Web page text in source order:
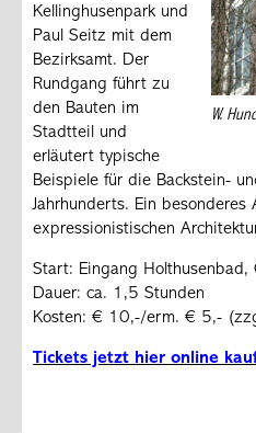
W.
Kellinghusenpark und
Paul Seitz mit dem
Bezirksamt. Der
Rundgang führt zu
den Bauten im
Stadtteil und
erläutert typische
Beispiele für die Backstein-
Jahrhunderts. Ein
expressionistischen
Start: Eingang Holthusenbad,
Dauer: ca. 1,5 Stunden
Kosten: € 10,-/erm. € 5,-
Tickets jetzt hier online